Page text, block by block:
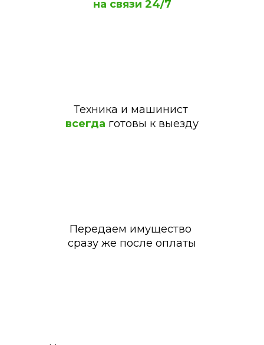
на связи 24/7
Техника и машинист
всегда готовы к выезду
Передаем имущество
сразу же после оплаты